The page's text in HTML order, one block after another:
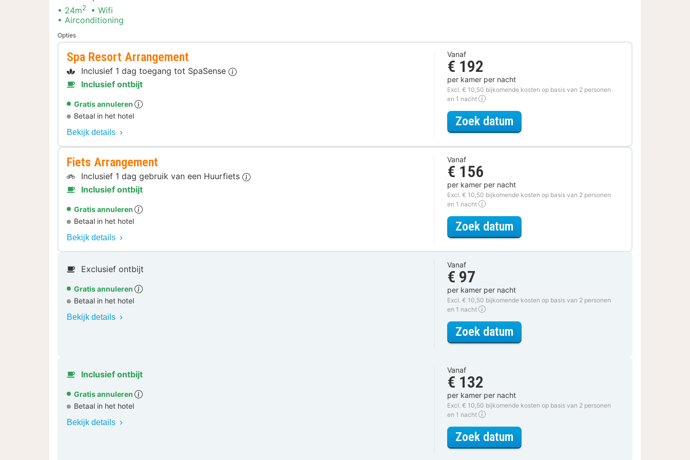
24m2
Wifi
Airconditioning
Opties
Spa Resort Arrangement
Inclusief 1 dag toegang tot SpaSense
Inclusief ontbijt
Gratis annuleren
Betaal in het hotel
Bekijk details
Vanaf
€ 192
per kamer per nacht
Excl. € 10,50 bijkomende kosten op basis van 2 personen
en 1 nacht
Zoek datum
Fiets Arrangement
Inclusief 1 dag gebruik van een Huurfiets
Inclusief ontbijt
Gratis annuleren
Betaal in het hotel
Bekijk details
Vanaf
€ 156
per kamer per nacht
Excl. € 10,50 bijkomende kosten op basis van 2 personen
en 1 nacht
Zoek datum
Exclusief ontbijt
Gratis annuleren
Betaal in het hotel
Bekijk details
Vanaf
€ 97
per kamer per nacht
Excl. € 10,50 bijkomende kosten op basis van 2 personen
en 1 nacht
Zoek datum
Inclusief ontbijt
Gratis annuleren
Betaal in het hotel
Bekijk details
Vanaf
€ 132
per kamer per nacht
Excl. € 10,50 bijkomende kosten op basis van 2 personen
en 1 nacht
Zoek datum